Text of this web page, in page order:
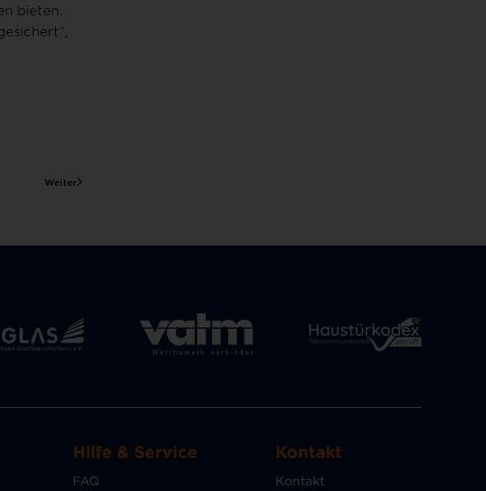
bieten.
Weiter
Hilfe & Service
FAQ
Kontakt
Kontakt